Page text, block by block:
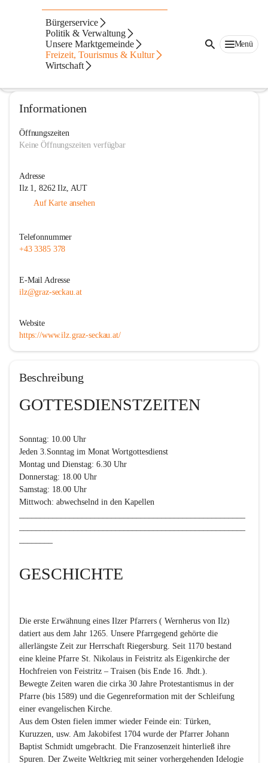
Bürgerservice
Politik & Verwaltung
Unsere Marktgemeinde
Freizeit, Tourismus & Kultur
Wirtschaft
Menü
Pfarre Ilz
@pfarre-ilz
Pfarre
In CITIES öffnen
Informationen
Öffnungszeiten
Keine Öffnungszeiten verfügbar
Adresse
Ilz 1, 8262 Ilz, AUT
Auf Karte ansehen
Telefonnummer
+43 3385 378
E-Mail Adresse
ilz@graz-seckau.at
Website
https://www.ilz.graz-seckau.at/
Beschreibung
GOTTESDIENSTZEITEN
Sonntag: 10.00 Uhr
Jeden 3.Sonntag im Monat Wortgottesdienst
Montag und Dienstag: 6.30 Uhr
Donnerstag: 18.00 Uhr
Samstag: 18.00 Uhr
Mittwoch: abwechselnd in den Kapellen
GESCHICHTE
Die erste Erwähnung eines Ilzer Pfarrers ( Wernherus von Ilz)
datiert aus dem Jahr 1265. Unsere Pfarrgegend gehörte die
allerlängste Zeit zur Herrschaft Riegersburg. Seit 1170 bestand
eine kleine Pfarre St. Nikolaus in Feistritz als Eigenkirche der
Hochfreien von Feistritz – Traisen (bis Ende 16. Jhdt.).
Bewegte Zeiten waren die cirka 30 Jahre Protestantismus in der
Pfarre (bis 1589) und die Gegenreformation mit der Schleifung
einer evangelischen Kirche.
Aus dem Osten fielen immer wieder Feinde ein: Türken,
Kuruzzen, usw. Am Jakobifest 1704 wurde der Pfarrer Johann
Baptist Schmidt umgebracht. Die Franzosenzeit hinterließ ihre
Spuren. Der Zweite Weltkrieg mit seiner vorhergehenden Idelogie